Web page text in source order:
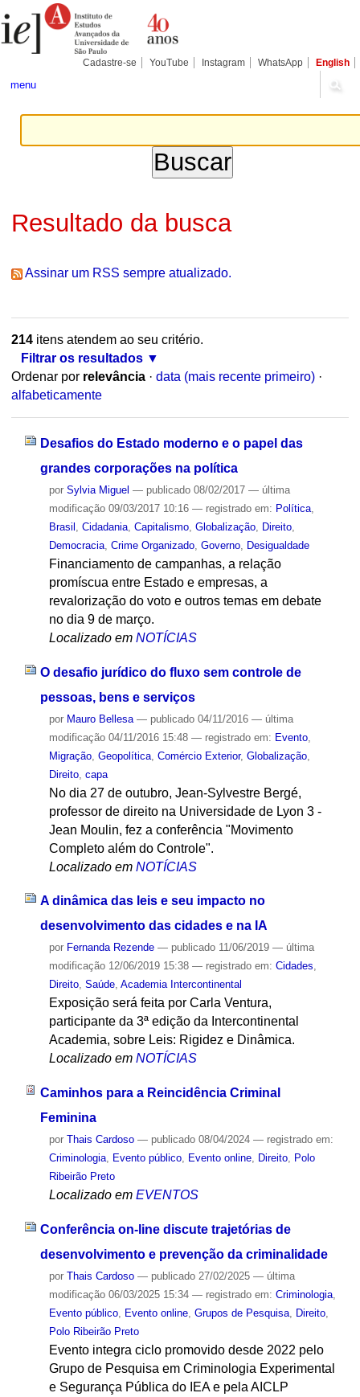
para
conteúdo.
Pessoais
Cadastre-se YouTube Instagram WhatsApp English
menu
Resultado da busca
Assinar um RSS sempre atualizado.
214itens atendem ao seu critério.
Filtrar os resultados
Ordenar por relevância · data (mais recente primeiro) ·
alfabeticamente
Desafios do Estado moderno e o papel das
grandes corporações na política
por Sylvia Miguel — publicado08/02/2017 — última
modificação09/03/2017 10:16 — registrado em: Política,
Brasil
Cidadania, Capitalismo, Globalização, Direito,
Democracia, Crime Organizado, Governo, Desigualdade
Financiamento de campanhas, a relação
promíscua entre Estado e empresas, a
revalorização do voto e outros temas em debate
no dia 9 de março.
Localizado em NOTÍCIAS
O desafio jurídico do fluxo sem controle de
pessoas, bens e serviços
por Mauro Bellesa — publicado04/11/2016 — última
modificação04/11/2016 15:48 — registrado em: Evento,
Migração, Geopolítica, Comércio Exterior, Globalização,
Direito, capa
No dia 27 de outubro, Jean-Sylvestre Bergé,
professor de direito na Universidade de Lyon 3 -
Jean Moulin, fez a conferência "Movimento
Completo além do Controle".
Localizado em NOTÍCIAS
A dinâmica das leis e seu impacto no
desenvolvimento das cidades e na IA
por Fernanda Rezende — publicado11/06/2019 — última
modificação12/06/2019 15:38 — registrado em: Cidades,
Direito, Saúde, Academia Intercontinental
Exposição será feita por Carla Ventura,
participante da 3ª edição da Intercontinental
Academia, sobre Leis: Rigidez e Dinâmica.
Localizado em NOTÍCIAS
Caminhos para a Reincidência Criminal
Feminina
por Thais Cardoso — publicado08/04/2024 — registrado em:
Criminologia, Evento público, Evento online, Direito, Polo
Ribeirão Preto
Localizado em EVENTOS
Conferência on-line discute trajetórias de
desenvolvimento e prevenção da criminalidade
por Thais Cardoso — publicado27/02/2025 — última
modificação06/03/2025 15:34 — registrado em: Criminologia,
Evento público, Evento online, Grupos de Pesquisa, Direito,
Polo Ribeirão Preto
Evento integra ciclo promovido desde 2022 pelo
Grupo de Pesquisa em Criminologia Experimental
e Segurança Pública do IEA e pela AICLP